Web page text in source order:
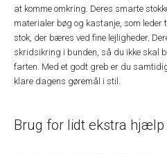
at komme omkring. Deres smarte
materialer bøg og kastanje, som leder
stok, der bæres ved fine lejligheder.
skridsikring i bunden, så du ikke skal
farten. Med et godt greb er du
klare dagens gøremål i stil.
Brug for lidt ekstra hjælp